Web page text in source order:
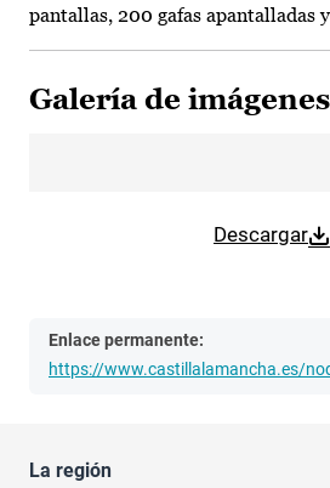
pantallas, 200 gafas apantalladas
Galería de imágenes
Descargar
Enlace permanente:
https://www.castillalamancha.es/
La región